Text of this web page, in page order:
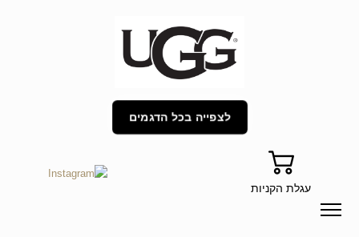
לצפייה בכל הדגמים
עגלת הקניות